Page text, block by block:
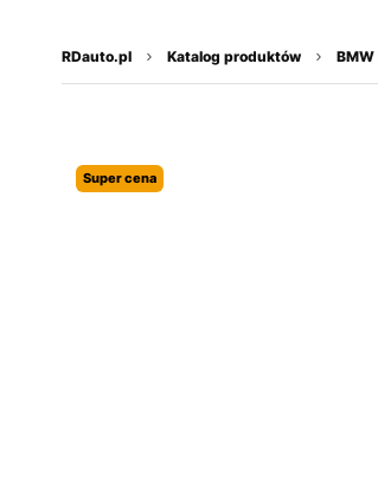
RDauto.pl Katalog produktów
Super cena